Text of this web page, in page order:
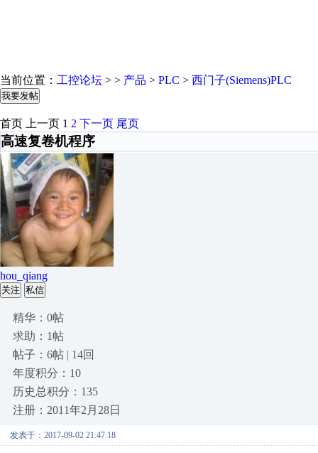
当前位置： 工控论坛 > > 产品 > PLC > 西门子(Siemens)PLC
我要发帖
首页 上一页 1 2 下一页 尾页
高速复卷机程序
hou_qiang
关注 私信
精华：0帖
求助：1帖
帖子：6帖 | 14回
年度积分：10
历史总积分：135
注册：2011年2月28日
发表于：2017-09-02 21:47:18